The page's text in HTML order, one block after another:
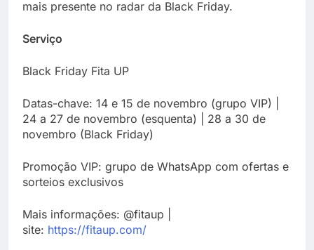
mais presente no radar da Black Friday.
Serviço
Black Friday Fita UP
Datas-chave: 14 e 15 de novembro (grupo VIP) |
24 a 27 de novembro (esquenta) | 28 a 30 de
novembro (Black Friday)
Promoção VIP: grupo de WhatsApp com ofertas e
sorteios exclusivos
Mais informações: @fitaup |
site: https://fitaup.com/